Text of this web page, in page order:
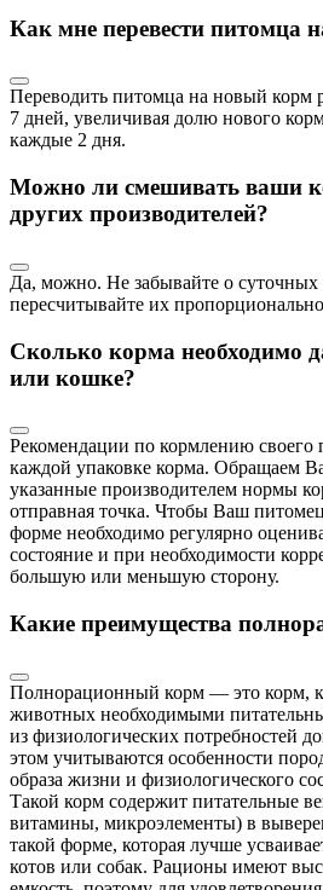
Как мне перевести питомца
Переводить питомца на новый корм
7 дней, увеличивая долю нового
каждые 2 дня.
Можно ли смешивать ваши
других производителей?
Да, можно. Не забывайте о
пересчитывайте их
Сколько корма необходимо
или кошке?
Рекомендации по кормлению своего
каждой упаковке корма. Обращаем
указанные производителем нормы
отправная точка. Чтобы Ваш
форме необходимо регулярно
состояние и при необходимости
большую или меньшую сторону.
Какие преимущества
Полнорационный корм — это корм,
животных необходимыми
из физиологических потребностей
этом учитываются особенности
образа жизни и физиологического
Такой корм содержит питательные
витамины, микроэлементы) в
такой форме, которая лучше
котов или собак. Рационы имеют